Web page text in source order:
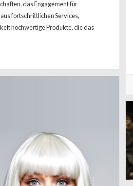
das Engagement für
fortschrittlichen Services,
hochwertige Produkte, die das